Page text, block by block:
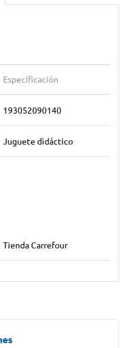
Especificación
193052090140
Juguete didáctico
Tienda Carrefour